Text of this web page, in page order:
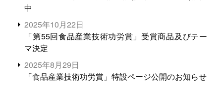
中
2025年10月22日
「第55回食品産業技術功労賞」受賞商品及びテー
マ決定
2025年8月29日
「食品産業技術功労賞」特設ページ公開のお知らせ